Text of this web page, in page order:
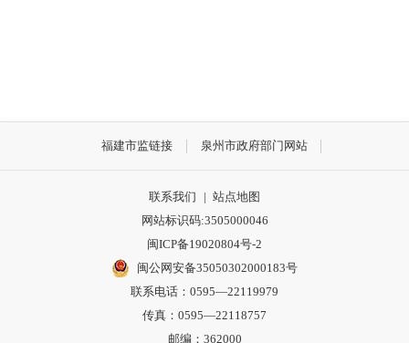
福建市监链接 泉州市政府部门网站
联系我们 | 站点地图
网站标识码:3505000046
闽ICP备19020804号-2
闽公网安备35050302000183号
联系电话：0595—22119979
传真：0595—22118757
邮编：362000